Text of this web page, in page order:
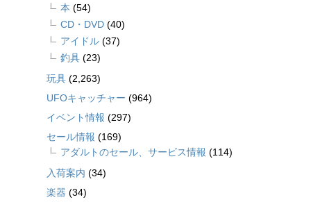
本 (54)
CD・DVD (40)
アイドル (37)
釣具 (23)
玩具 (2,263)
UFOキャッチャー (964)
イベント情報 (297)
セール情報 (169)
アダルトのセール、サービス情報 (114)
入荷案内 (34)
楽器 (34)